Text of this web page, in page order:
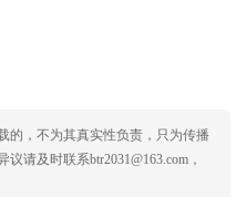
的，不为其真实性负责，只为传播
请及时联系btr2031@163.com，